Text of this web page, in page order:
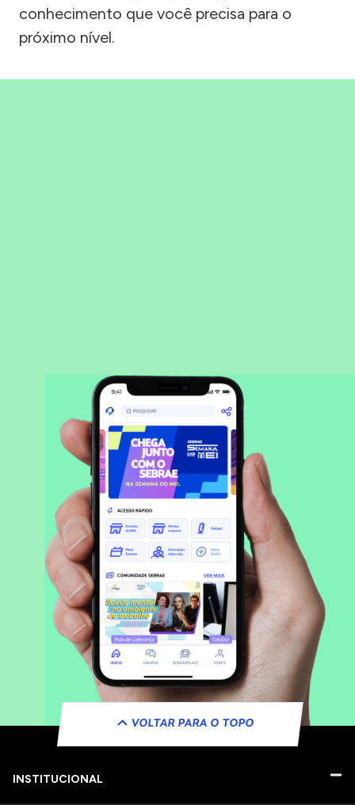
conhecimento que você precisa para o
próximo nível.
VOLTAR PARA O TOPO
INSTITUCIONAL